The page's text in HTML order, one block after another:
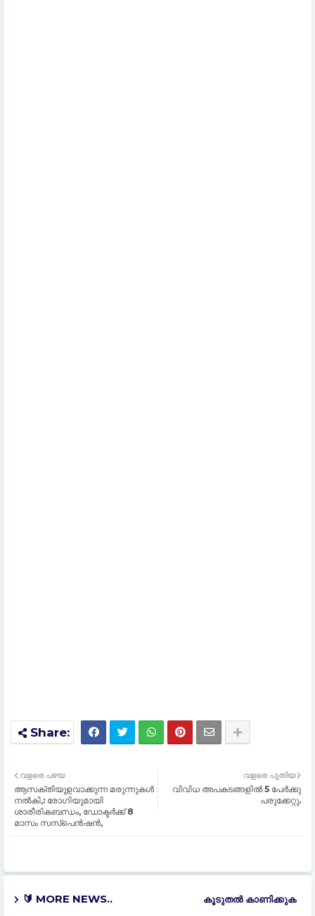
വളരെ പുതിയ
വിവിധ അപകടങ്ങളിൽ 5 പേർക്കു
പരുക്കേറ്റു.
വളരെ പഴയ
ആസക്തിയുളവാക്കുന്ന മരുന്നുകള്‍
നല്‍കി,: രോഗിയുമായി
ശാരീരികബന്ധം, ഡോക്ടര്‍ക്ക് 8
മാസം സസ്പെൻഷൻ,
🔰 MORE NEWS.. കൂടുതൽ‍ കാണിക്കുക